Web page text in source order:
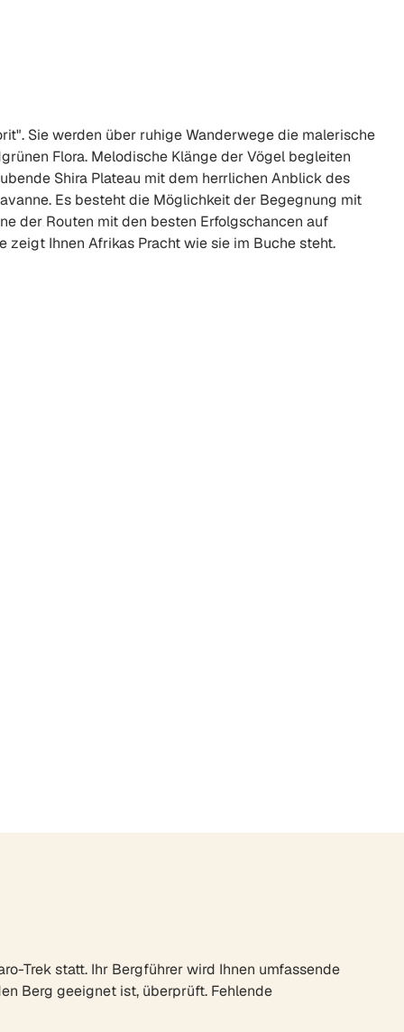
Sie werden über ruhige Wanderwege die malerische
Flora. Melodische Klänge der Vögel begleiten
Shira Plateau mit dem herrlichen Anblick des
Es besteht die Möglichkeit der Begegnung mit
der Routen mit den besten Erfolgschancen auf
zeigt Ihnen Afrikas Pracht wie sie im Buche steht.
Trek statt. Ihr Bergführer wird Ihnen umfassende
Berg geeignet ist, überprüft. Fehlende